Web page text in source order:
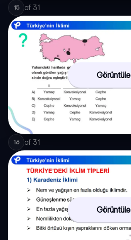
15 of 31
Görüntüle
16 of 31
Görüntüle